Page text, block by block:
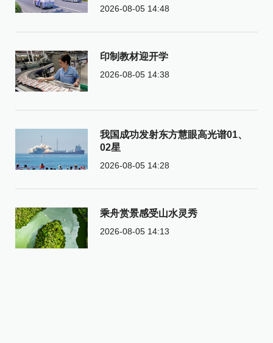
2026-08-05 14:48
印制教材迎开学
2026-08-05 14:38
我国成功发射东方慧眼高光谱01、
02星
2026-08-05 14:28
乘舟赏景感受山水灵秀
2026-08-05 14:13